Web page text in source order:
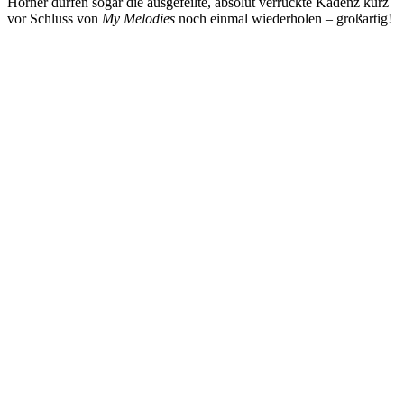
vor Schluss von My Melodies noch einmal wiederholen – großartig!